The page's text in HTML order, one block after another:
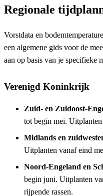
Regionale
Vorstdata en
een algemene gids voor de
aan op basis van je specifieke
Verenigd Koninkrijk
Zuid- en Zuidoost-
tot begin mei.
Midlands en
Uitplanten vanaf eind
Noord-Engeland en
begin juni. Uitplanten
rijpende rassen.